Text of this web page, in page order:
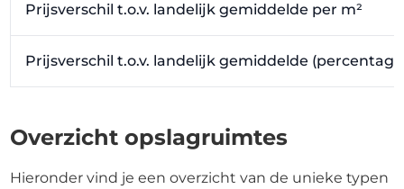
Prijsverschil t.o.v. landelijk gemiddelde per m²
Prijsverschil t.o.v. landelijk gemiddelde
Overzicht opslagruimtes
Hieronder vind je een overzicht van de unieke typen